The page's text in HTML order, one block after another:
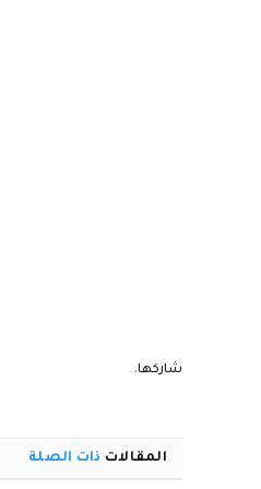
شاركها.
المقالات ذات الصلة